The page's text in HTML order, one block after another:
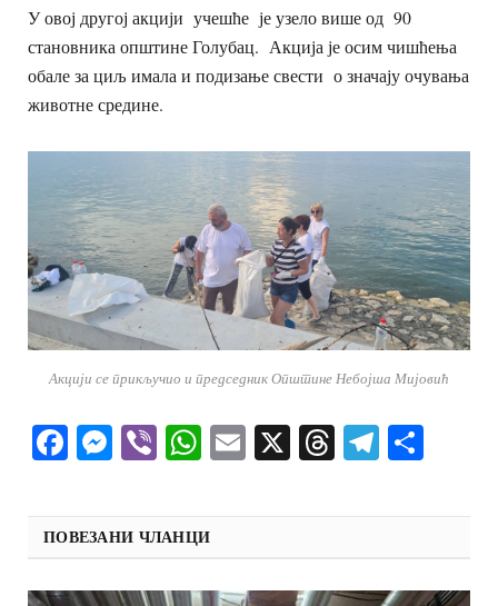
У овој другој акцији учешће је узело више од 90
становника општине Голубац. Акција је осим чишћења
обале за циљ имала и подизање свести о значају очувања
животне средине.
Акцији се прикључио и председник Општине Небојша Мијовић
Facebook
Messenger
ViberWhatsApp
Email
X Threads
ПОВЕЗАНИ ЧЛАНЦИ